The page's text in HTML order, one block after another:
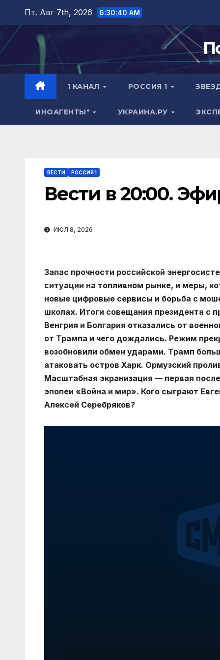
Перейти
содержимому
Пт. Авг 7th, 2026 6:30:41 AM
1 КАНАЛ РОССИЯ 1
ИНОАГЕНТЫ* УКРАИНА.РУ
ВЕСТИ РОССИЯ 1
Вести в 20:00.
ИЮЛ 8, 2026
Запас прочности российской
ситуации на топливном рынке, и меры,
новые цифровые сервисы и борьба с
школах. Итоги совещания президента с
Венгрия и Болгария отказались от
от Трампа и чего дождались. Режим
возобновили обмен ударами. Трамп
атаковать остров Харк. Ормузский
Масштабная экранизация — первая
эпопеи «Война и мир». Кого сыграют
Алексей Серебряков?